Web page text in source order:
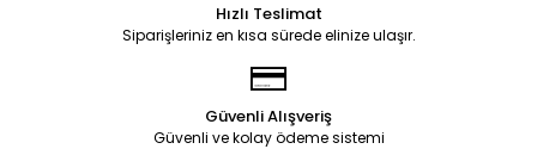
Hızlı Teslimat
Siparişleriniz en kısa sürede elinize ulaşır.
Güvenli Alışveriş
Güvenli ve kolay ödeme sistemi